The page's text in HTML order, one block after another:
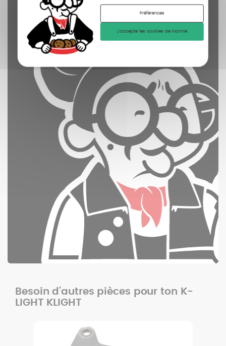
Préférences
J'accepte les cookies de Mamie
Besoin d'autres pièces pour ton K-
LIGHT KLIGHT